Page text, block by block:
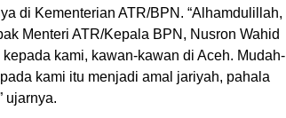
di Kementerian ATR/BPN. “Alhamdulillah,
Menteri ATR/Kepala BPN, Nusron Wahid
kami, kawan-kawan di Aceh. Mudah-
kami itu menjadi amal jariyah, pahala
ujarnya.